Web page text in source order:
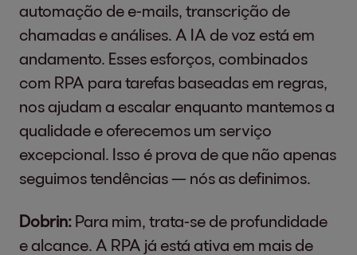
automação de e-mails, transcrição de
chamadas e análises. A IA de voz está em
andamento. Esses esforços, combinados
com RPA para tarefas baseadas em regras,
nos ajudam a escalar enquanto mantemos a
qualidade e oferecemos um serviço
excepcional. Isso é prova de que não apenas
seguimos tendências — nós as definimos.
Dobrin: Para mim, trata-se de profundidade
e alcance. A RPA já está ativa em mais de